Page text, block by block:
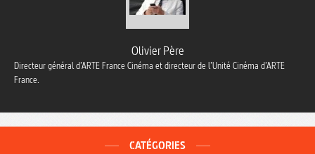
Olivier Père
Directeur général d’ARTE France Cinéma et directeur de l’Unité Cinéma d’ARTE
France.
CATÉGORIES